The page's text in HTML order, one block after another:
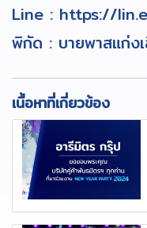
Line : https://
พิกัด : บายพาสแก่ง
เนื้อหาที่เกี่ยวข้อง